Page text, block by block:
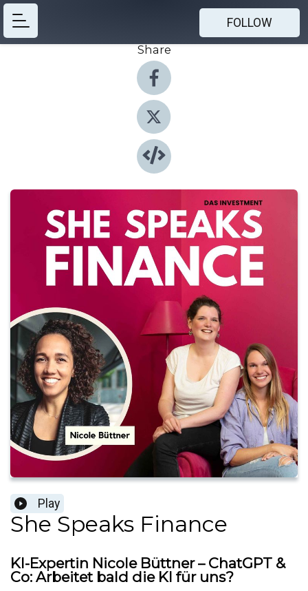
FOLLOW
Share
Play
She Speaks Finance
KI-Expertin Nicole Büttner – ChatGPT &
Co: Arbeitet bald die KI für uns?